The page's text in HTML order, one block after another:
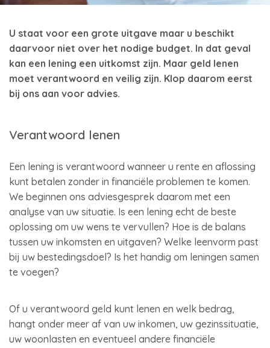
U staat voor een grote uitgave maar u beschikt
daarvoor niet over het nodige budget. In dat geval
kan een lening een uitkomst zijn. Maar geld lenen
moet verantwoord en veilig zijn. Klop daarom eerst
bij ons aan voor advies.
Verantwoord lenen
Een lening is verantwoord wanneer u rente en aflossing
kunt betalen zonder in financiële problemen te komen.
We beginnen ons adviesgesprek daarom met een
analyse van uw situatie. Is een lening echt de beste
oplossing om uw wens te vervullen? Hoe is de balans
tussen uw inkomsten en uitgaven? Welke leenvorm past
bij uw bestedingsdoel? Is het handig om leningen samen
te voegen?
Of u verantwoord geld kunt lenen en welk bedrag,
hangt onder meer af van uw inkomen, uw gezinssituatie,
uw woonlasten en eventueel andere financiële